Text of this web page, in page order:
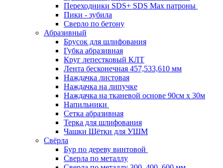
Переходники SDS+ SDS Max патроны
Пики - зубила
Сверло по бетону
Абразивный
Брусок для шлифования
Губка абразивная
Круг лепестковый КЛТ
Лента бесконечная 457,533,610 мм
Наждачка листовая
Наждачка на липучке
Наждачка на тканевой основе 90см х 30м
Напильники
Сетка абразивная
Терка для шлифования
Чашки Щётки для УШМ
Свёрла
Бур по дереву винтовой
Сверла по металлу